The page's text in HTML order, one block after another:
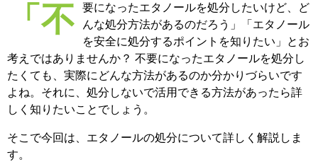
「不要になったエタノールを処分したいけど、ど
んな処分方法があるのだろう」「エタノール
を安全に処分するポイントを知りたい」とお
考えではありませんか？ 不要になったエタノールを処分し
たくても、実際にどんな方法があるのか分かりづらいです
よね。それに、処分しないで活用できる方法があったら詳
しく知りたいことでしょう。
そこで今回は、エタノールの処分について詳しく解説しま
す。